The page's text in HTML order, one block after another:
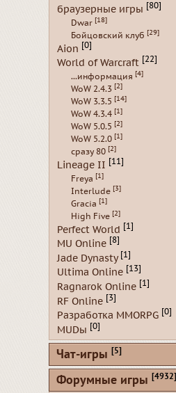
браузерные игры [80]
Dwar [18]
Бойцовский клуб [29]
Aion [0]
World of Warcraft [22]
...информация [4]
WoW 2.4.3 [2]
WoW 3.3.5 [14]
WoW 4.3.4 [1]
WoW 5.0.5 [2]
WoW 5.2.0 [1]
сразу 80 [2]
Lineage II [11]
Freya [1]
Interlude [3]
Gracia [1]
High Five [2]
Perfect World [1]
MU Online [8]
Jade Dynasty [1]
Ultima Online [13]
Ragnarok Online [1]
RF Online [3]
Разработка MMORPG [0]
MUDы [0]
Чат-игры [5]
Форумные игры [4932]